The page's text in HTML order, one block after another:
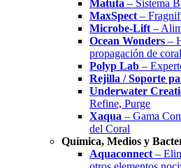
Matuta – Sistema
MaxSpect –
Microbe-Lift –
Ocean Wonders –
propagación de
Polyp Lab –
Rejilla / Soporte
Underwater
Refine, Purge
Xaqua – Gama
del Coral
Química, Medios y
Aquaconnect –